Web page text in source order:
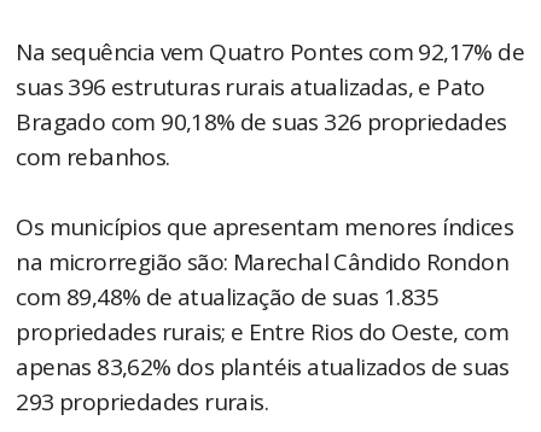
Na sequência vem Quatro Pontes com 92,17% de
suas 396 estruturas rurais atualizadas, e Pato
Bragado com 90,18% de suas 326 propriedades
com rebanhos.
Os municípios que apresentam menores índices
na microrregião são: Marechal Cândido Rondon
com 89,48% de atualização de suas 1.835
propriedades rurais; e Entre Rios do Oeste, com
apenas 83,62% dos plantéis atualizados de suas
293 propriedades rurais.